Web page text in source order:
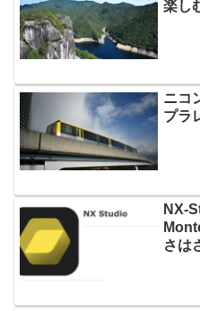
楽し
ニコ
プラ
NX-
さは